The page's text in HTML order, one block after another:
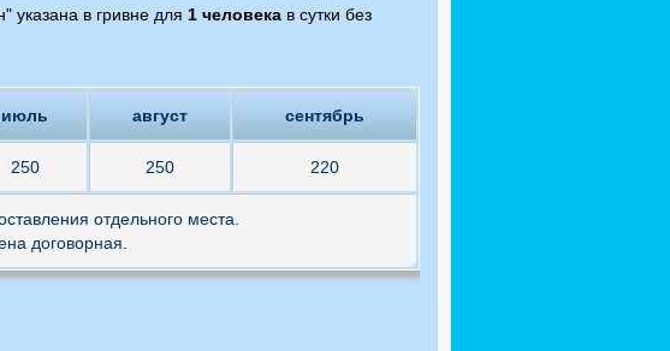
указана в гривне для 1 человека в сутки без
июль август сентябрь
250 250 220
отдельного места.
договорная.